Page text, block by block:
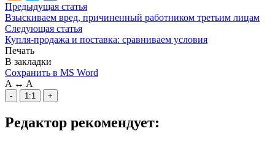
Предыдущая статья
Взыскиваем вред, причиненный работником третьим лицам
Следующая статья
Купля-продажа и поставка: сравниваем условия
Печать
В закладки
Сохранить в MS Word
A ↔ A
- 1:1 +
Редактор рекомендует: